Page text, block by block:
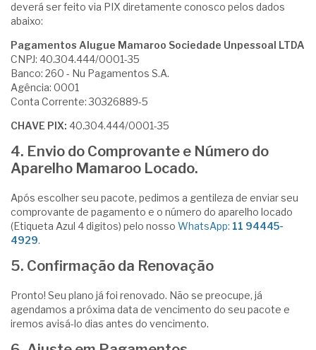
deverá ser feito via PIX diretamente conosco pelos dados
abaixo:
Pagamentos Alugue Mamaroo Sociedade Unpessoal LTDA
CNPJ: 40.304.444/0001-35
Banco: 260 - Nu Pagamentos S.A.
Agência: 0001
Conta Corrente: 30326889-5
CHAVE PIX: 40.304.444/0001-35
4. Envio do Comprovante e Número do
Aparelho Mamaroo Locado.
Após escolher seu pacote, pedimos a gentileza de enviar seu
comprovante de pagamento e o número do aparelho locado
(Etiqueta Azul 4 digitos) pelo nosso WhatsApp: 11 94445-
4929.
5. Confirmação da Renovação
Pronto! Seu plano já foi renovado. Não se preocupe, já
agendamos a próxima data de vencimento do seu pacote e
iremos avisá-lo dias antes do vencimento.